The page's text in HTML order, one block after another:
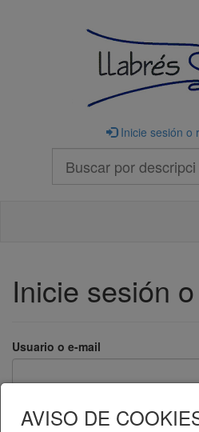
Inicie sesión o
Inicie sesión
Usuario o e-mail
AVISO DE